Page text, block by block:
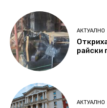
АКТУАЛНО
райски
АКТУАЛНО